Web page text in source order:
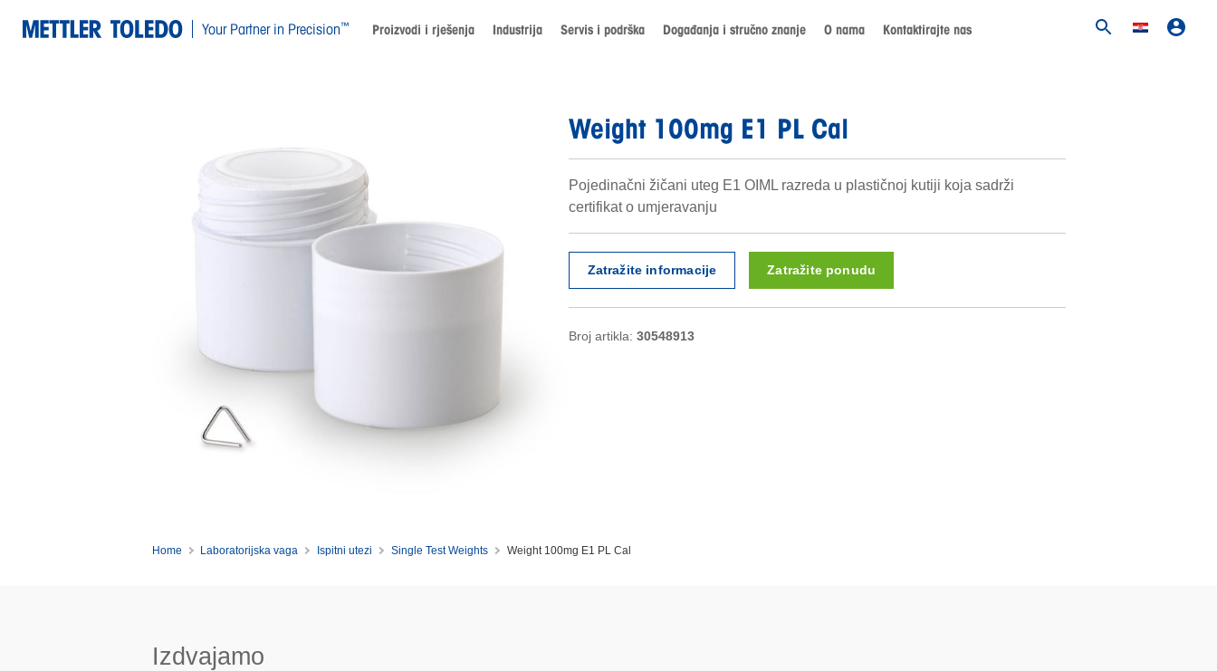
Your Partner in Precision™ Proizvodi i rješenja Industrija Servis i podrška Događanja i stručno znanje O nama Kontaktirajte nas
Weight 100mg E1 PL Cal
Pojedinačni žičani uteg E1 OIML razreda u plastičnoj kutiji koja sadrži
certifikat o umjeravanju
Zatražite informacije Zatražite ponudu
Broj artikla: 30548913
Home Laboratorijska vaga Ispitni utezi Single Test Weights Weight 100mg E1 PL Cal
Izdvajamo